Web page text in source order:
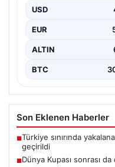
USD
EUR
ALTIN
BTC
Son Eklenen Haberler
■Türkiye sınırında
geçirildi
■Dünya Kupası sonrası